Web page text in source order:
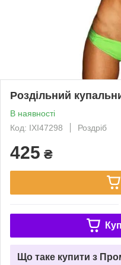
Роздільний
В наявності
Код: IXI47298
Роздріб
425 ₴
Що таке купити з